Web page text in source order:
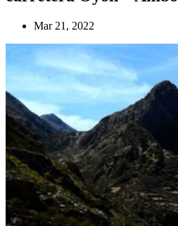
Mar 21, 2022